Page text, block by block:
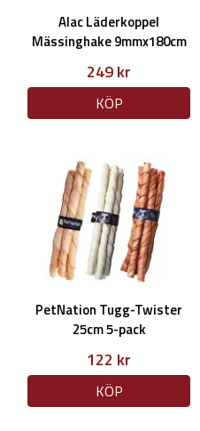
Alac Läderkoppel
Mässinghake 9mmx180cm
249 kr
KÖP
PetNation Tugg-Twister
25cm 5-pack
122 kr
KÖP